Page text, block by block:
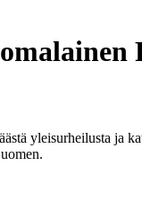
yleisurheilusta ja